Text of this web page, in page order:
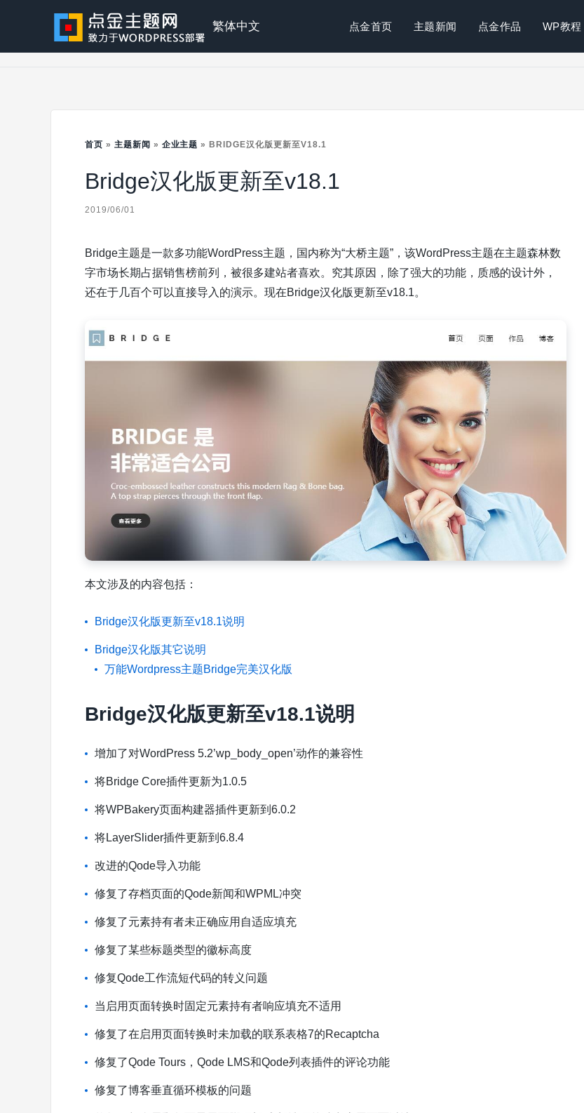
点
题
繁体中文 点金首页 主题新闻 点金作品 WP教程
首页 » 主题新闻 » 企业主题 » BRIDGE汉化版更新至V18.1
Bridge汉化版更新至v18.1
2019/06/01
Bridge主题是一款多功能WordPress主题，国内称为“大桥主题”，该WordPress主题在主题森林数
字市场长期占据销售榜前列，被很多建站者喜欢。究其原因，除了强大的功能，质感的设计外，
还在于几百个可以直接导入的演示。现在Bridge汉化版更新至v18.1。
本文涉及的内容包括：
Bridge汉化版更新至v18.1说明
Bridge汉化版其它说明
万能Wordpress主题Bridge完美汉化版
Bridge汉化版更新至v18.1说明
增加了对WordPress 5.2’wp_body_open’动作的兼容性
将Bridge Core插件更新为1.0.5
将WPBakery页面构建器插件更新到6.0.2
将LayerSlider插件更新到6.8.4
改进的Qode导入功能
修复了存档页面的Qode新闻和WPML冲突
修复了元素持有者未正确应用自适应填充
修复了某些标题类型的徽标高度
修复Qode工作流短代码的转义问题
当启用页面转换时固定元素持有者响应填充不适用
修复了在启用页面转换时未加载的联系表格7的Recaptcha
修复了Qode Tours，Qode LMS和Qode列表插件的评论功能
修复了博客垂直循环模板的问题